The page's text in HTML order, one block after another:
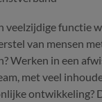
veelzijdige functie
van mensen
Werken in een
met veel
ontwikkeling?